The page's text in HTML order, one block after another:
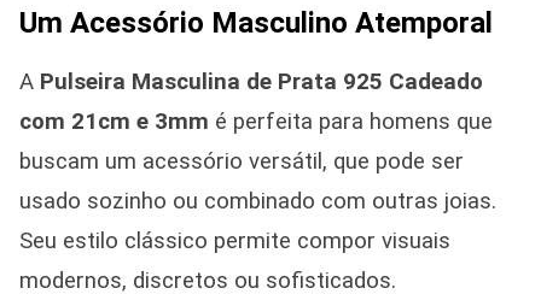
Um Acessório Masculino Atemporal
A Pulseira Masculina de Prata 925 Cadeado
com 21cm e 3mm é perfeita para homens que
buscam um acessório versátil, que pode ser
usado sozinho ou combinado com outras joias.
Seu estilo clássico permite compor visuais
modernos, discretos ou sofisticados.